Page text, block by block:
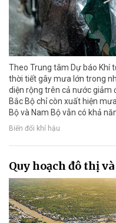
Theo Trung tâm Dự báo Khí
thời tiết gây mưa lớn trong
diện rộng trên cả nước giảm
Bắc Bộ chỉ còn xuất hiện
Bộ và Nam Bộ vẫn có khả
Biến đổi khí hậu
Quy hoạch đô thị